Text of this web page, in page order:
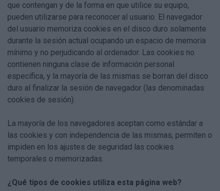
que contengan y de la forma en que utilice su equipo,
pueden utilizarse para reconocer al usuario. El navegador
del usuario memoriza cookies en el disco duro solamente
durante la sesión actual ocupando un espacio de memoria
mínimo y no perjudicando al ordenador. Las cookies no
contienen ninguna clase de información personal
específica, y la mayoría de las mismas se borran del disco
duro al finalizar la sesión de navegador (las denominadas
cookies de sesión).
La mayoría de los navegadores aceptan como estándar a
las cookies y con independencia de las mismas, permiten o
impiden en los ajustes de seguridad las cookies
temporales o memorizadas.
¿Qué tipos de cookies utiliza esta página web?